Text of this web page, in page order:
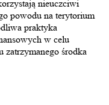
nieuczciwi
powodu na terytorium
praktyka
w celu
zatrzymanego środka